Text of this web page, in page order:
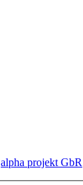
alpha projekt GbR